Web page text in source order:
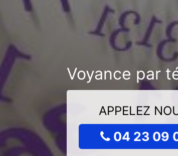
Voyance par
APPELEZ
04 23 09